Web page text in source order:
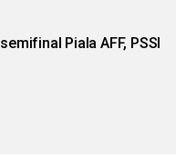
Piala AFF, PSSI